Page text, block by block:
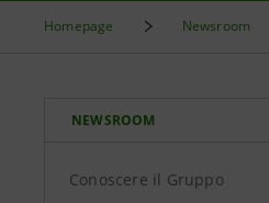
Homepage Newsroom
NEWSROOM
Conoscere il Gruppo